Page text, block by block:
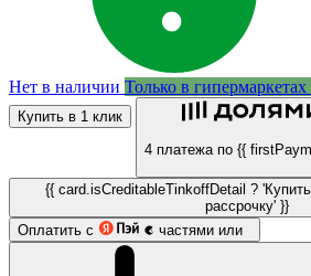
Нет в наличии Только в гипермаркетах
Купить в 1 клик
4 платежа по {{
{{ card.isCreditableTinkoffDetail ?
рассрочку' }}
Оплатить с
частями или